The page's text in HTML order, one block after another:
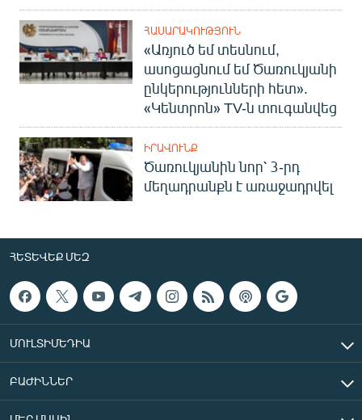
ՀԱՍԱՐԱԿՈՒԹՅՈՒՆ
«Առյուծ եմ տեսնում,
ասոցացնում եմ Ծառուկյանի
ընկերությունների հետ».
«Կենտրոն» TV-ն տուգանվեց
ԻՐԱՎՈՒՆՔ
Ծառուկյանին նոր՝ 3-րդ
մեղադրանքն է առաջադրվել
ՀԵՏԵՎԵՔ ՄԵԶ
ՄՈՒԼՏԻՄԵԴԻԱ
ԲԱԺԻՆՆԵՐ